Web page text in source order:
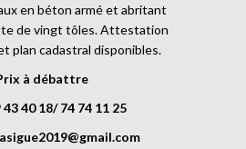
en béton armé et abritant
de vingt tôles. Attestation
plan cadastral disponibles.
à débattre
43 40 18/ 74 74 11 25